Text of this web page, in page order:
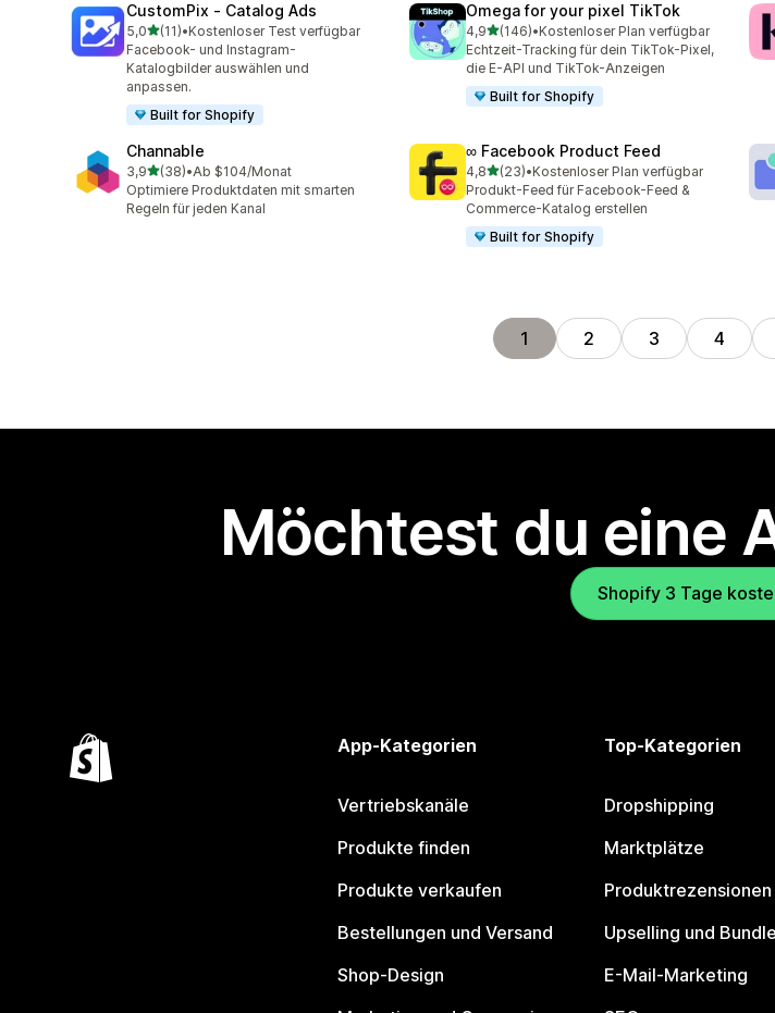
CustomPix ‑ Catalog Ads
5,0von 5 Sternen
(11)
11 Rezensionen insgesamt
•Kostenloser Test verfügbar
Facebook- und Instagram-
Katalogbilder auswählen und
anpassen.
Built for Shopify
Omega for your pixel TikTok
4,9von 5 Sternen
(146)
146 Rezensionen insgesamt
•Kostenloser Plan verfügbar
Echtzeit-Tracking für dein TikTok-Pixel,
die E-API und TikTok-Anzeigen
Built for Shopify
Channable
3,9von 5 Sternen
(38)
38 Rezensionen insgesamt
•Ab $104/Monat
Optimiere Produktdaten mit smarten
Regeln für jeden Kanal
∞ Facebook Product Feed
4,8von 5 Sternen
(23)
23 Rezensionen insgesamt
•Kostenloser Plan verfügbar
Produkt-Feed für Facebook-Feed &
Commerce-Katalog erstellen
Built for Shopify
1 2 3 4
Möchtest du eine
Shopify 3 Tage
App-Kategorien
Vertriebskanäle
Produkte finden
Produkte verkaufen
Bestellungen und Versand
Shop-Design
Top-Kategorien
Dropshipping
Marktplätze
Produktrezensionen
Upselling und
E-Mail-Marketing